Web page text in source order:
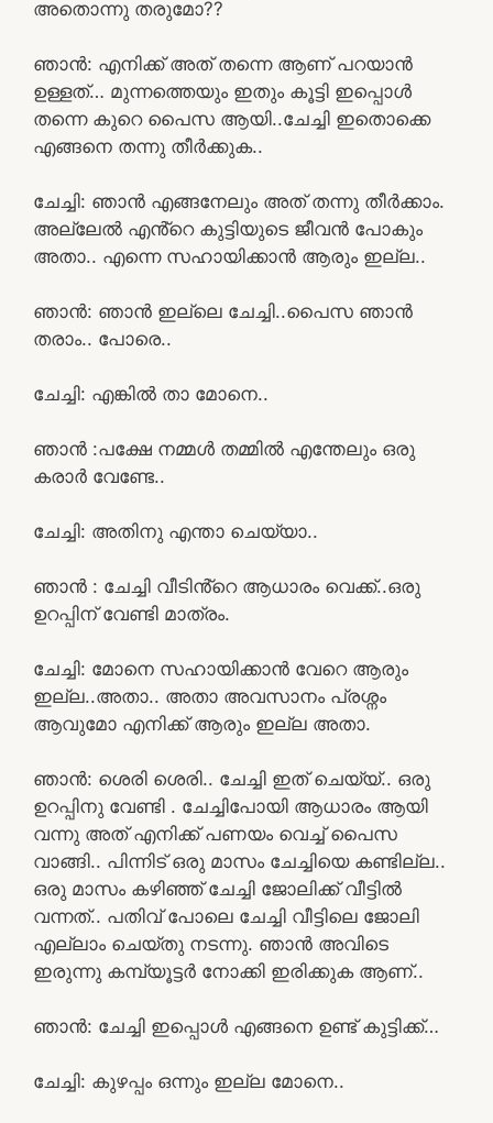
അതൊന്നു തരുമോ??
ഞാൻ: എനിക്ക് അത് തന്നെ ആണ് പറയാൻ
ഉള്ളത്… മുന്നത്തെയും ഇതും കൂട്ടി ഇപ്പൊൾ
തന്നെ കുറെ പൈസ ആയി..ചേച്ചി ഇതൊക്കെ
എങ്ങനെ തന്നു തീർക്കുക..
ചേച്ചി: ഞാൻ എങ്ങനേലും അത് തന്നു തീർക്കാം.
അല്ലേൽ എൻ്റെ കുട്ടിയുടെ ജീവൻ പോകും
അതാ.. എന്നെ സഹായിക്കാൻ ആരും ഇല്ല..
ഞാൻ: ഞാൻ ഇല്ലെ ചേച്ചി..പൈസ ഞാൻ
തരാം.. പോരെ..
ചേച്ചി: എങ്കിൽ താ മോനെ..
ഞാൻ :പക്ഷേ നമ്മൾ തമ്മിൽ എന്തേലും ഒരു
കരാർ വേണ്ടേ..
ചേച്ചി: അതിനു എന്താ ചെയ്യാ..
ഞാൻ : ചേച്ചി വീടിൻ്റെ ആധാരം വെക്ക്..ഒരു
ഉറപ്പിന് വേണ്ടി മാത്രം.
ചേച്ചി: മോനെ സഹായിക്കാൻ വേറെ ആരും
ഇല്ല..അതാ.. അതാ അവസാനം പ്രശ്നം
ആവുമോ എനിക്ക് ആരും ഇല്ല അതാ.
ഞാൻ: ശെരി ശെരി.. ചേച്ചി ഇത് ചെയ്യ്.. ഒരു
ഉറപ്പിനു വേണ്ടി . ചേച്ചിപോയി ആധാരം ആയി
വന്നു അത് എനിക്ക് പണയം വെച്ച് പൈസ
വാങ്ങി.. പിന്നിട് ഒരു മാസം ചേച്ചിയെ കണ്ടില്ല..
ഒരു മാസം കഴിഞ്ഞ് ചേച്ചി ജോലിക്ക് വീട്ടിൽ
വന്നത്.. പതിവ് പോലെ ചേച്ചി വീട്ടിലെ ജോലി
എല്ലാം ചെയ്തു നടന്നു. ഞാൻ അവിടെ
ഇരുന്നു കമ്പ്യൂട്ടർ നോക്കി ഇരിക്കുക ആണ്..
ഞാൻ: ചേച്ചി ഇപ്പൊൾ എങ്ങനെ ഉണ്ട് കുട്ടിക്ക്…
ചേച്ചി: കുഴപ്പം ഒന്നും ഇല്ല മോനെ..